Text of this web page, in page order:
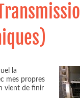
la
mes propres
vient de finir